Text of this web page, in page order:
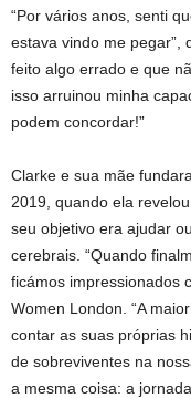
“Por vários anos, senti
estava vindo me pegar”,
feito algo errado e que
isso arruinou minha
podem concordar!”
Clarke e sua mãe
2019, quando ela
seu objetivo era ajudar
cerebrais. “Quando
ficámos impressionados
Women London. “A
contar as suas próprias
de sobreviventes na
a mesma coisa: a